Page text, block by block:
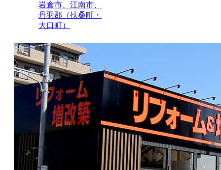
岩倉市、江南市、
丹羽郡（扶桑町・
大口町）